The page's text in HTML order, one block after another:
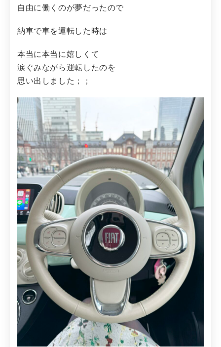
自由に働くのが夢だったので
納車で車を運転した時は
本当に本当に嬉しくて
涙ぐみながら運転したのを
思い出しました；；